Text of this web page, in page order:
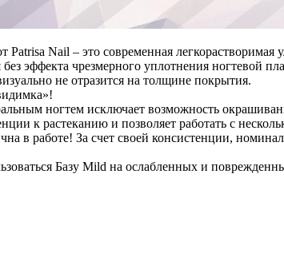
Patrisa Nail – это современная
эффекта чрезмерного уплотнения ногтевой
не отразится на толщине покрытия.
ногтем исключает возможность
к растеканию и позволяет работать с
в работе! За счет своей консистенции,
Базу Mild на ослабленных и